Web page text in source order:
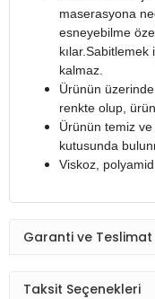
maserasyona
esneyebilme
kılar.Sabitlemek
kalmaz.
Ürünün
renkte olup,
Ürünün temiz
kutusunda
Viskoz,
Garanti ve Teslimat
Taksit Seçenekleri